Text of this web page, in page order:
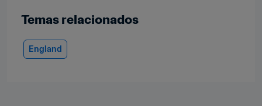
Temas relacionados
England